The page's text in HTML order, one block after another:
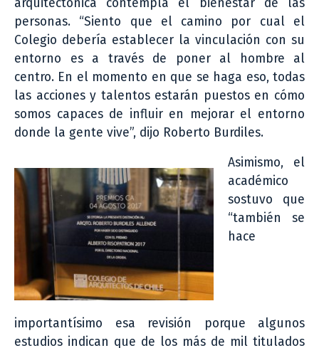
arquitectónica contempla el bienestar de las
personas. “Siento que el camino por cual el
Colegio debería establecer la vinculación con su
entorno es a través de poner al hombre al
centro. En el momento en que se haga eso, todas
las acciones y talentos estarán puestos en cómo
somos capaces de influir en mejorar el entorno
donde la gente vive”, dijo Roberto Burdiles.
Asimismo, el
académico
sostuvo que
“también se
hace
importantísimo esa revisión porque algunos
estudios indican que de los más de mil titulados